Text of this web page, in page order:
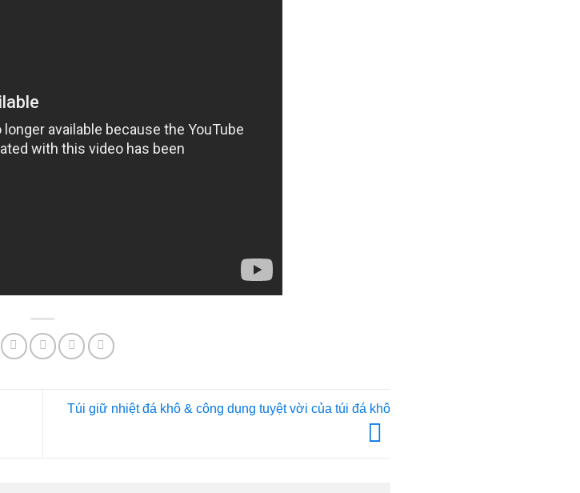
Túi giữ nhiệt đá khô & công dụng tuyệt vời của túi đá khô